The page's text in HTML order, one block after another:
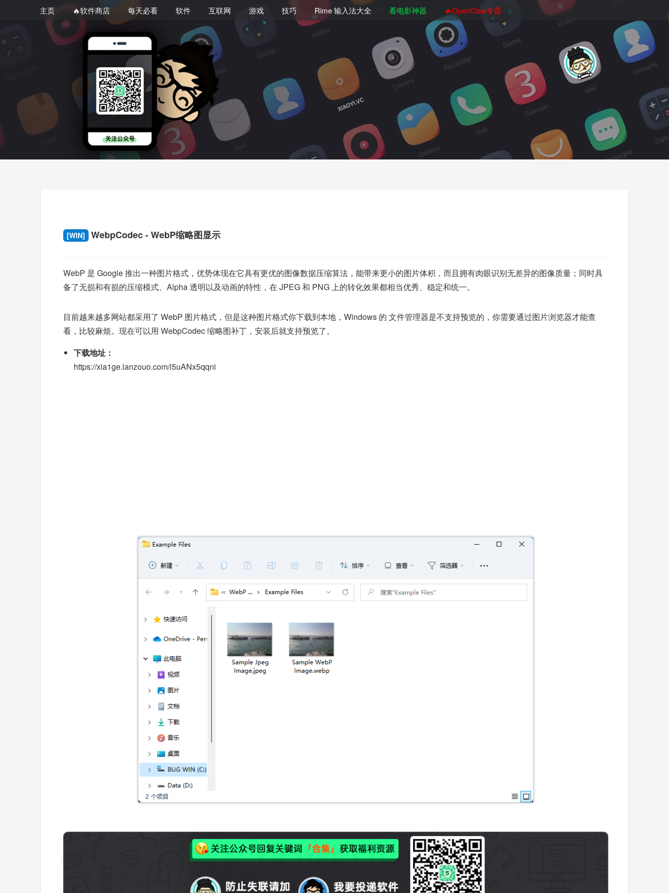
主页 🔥软件商店 每天必看 软件 互联网 游戏 技巧 Rime 输入法大全 看电影神器 🔥OpenClaw专题
[WIN] WebpCodec - WebP缩略图显示
WebP 是 Google 推出一种图片格式，优势体现在它具有更优的图像数据压缩算法，能带来更小的图片体积，而且拥有肉眼识别无差异的图像质量；同时具
备了无损和有损的压缩模式、Alpha 透明以及动画的特性，在 JPEG 和 PNG 上的转化效果都相当优秀、稳定和统一。
目前越来越多网站都采用了 WebP 图片格式，但是这种图片格式你下载到本地，Windows 的 文件管理器是不支持预览的，你需要通过图片浏览器才能查
看，比较麻烦。现在可以用 WebpCodec 缩略图补丁，安装后就支持预览了。
下载地址：
https://xia1ge.lanzouo.com/i5uANx5qqni